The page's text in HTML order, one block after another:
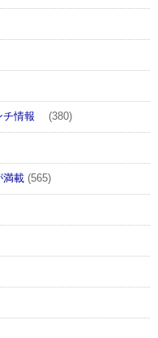
チ情報 (380)
満載 (565)